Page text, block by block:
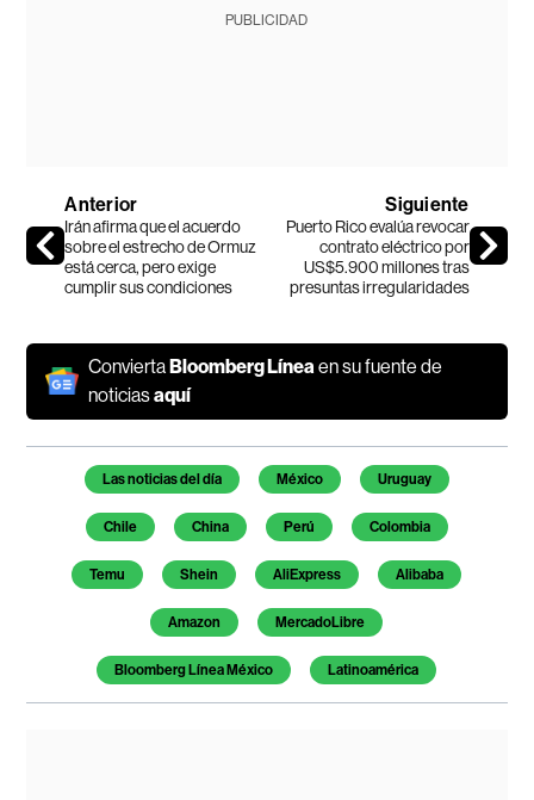
PUBLICIDAD
Anterior
Irán afirma que el acuerdo
sobre el estrecho de Ormuz
está cerca, pero exige
cumplir sus condiciones
Siguiente
Puerto Rico evalúa revocar
contrato eléctrico por
US$5.900 millones tras
presuntas irregularidades
ConviertaBloomberg Línea en su fuente de
noticiasaquí
Temas de este artículo
Las noticias del día México Uruguay
Chile China Perú Colombia
Temu Shein AliExpress Alibaba
Amazon MercadoLibre
Bloomberg Línea México Latinoamérica